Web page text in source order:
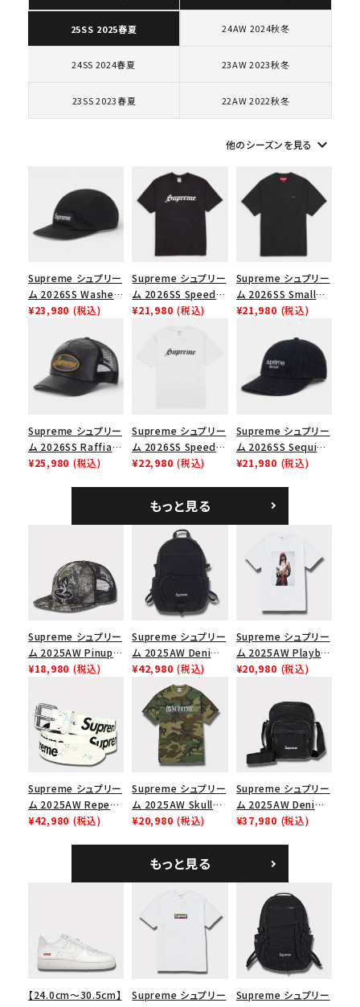
2026SS
Tシャツ・ロングスリーブ
コラボレーションブランドから探す
シーズンから探す
並び順
価格から探す
円
絞り込んで検索する
25SS 2025春夏 24AW 2024秋冬
24SS 2024春夏 23AW 2023秋冬
23SS 2023春夏 22AW 2022秋冬
他のシーズンを見る keyboard_arrow_down
Supreme シュプリー
ム 2026SS Washed
Chino Twill Camp
ノツイル キャンプキャ
ップ ブラック
¥23,980 (税込)
Supreme シュプリー
ム 2026SS Speed
Tee スピードTシャツ
¥21,980 (税込)
Supreme シュプリー
ム 2026SS Small
Box Tee スモールボ
¥21,980 (税込)
Supreme シュプリー
ム 2026SS Raffia
Mesh Back 5-Panel
¥25,980 (税込)
Supreme シュプリー
ム 2026SS Speed
Tee スピードTシャツ
¥22,980 (税込)
Supreme シュプリー
ム 2026SS Sequin
Denim Classic
シックロゴ 6パネルキ
ャップ ブラック
¥21,980 (税込)
もっと見る
Supreme シュプリー
ム 2025AW Pinup
Mesh Back 5-Panel
ュバック 5パネルキャ
ップ トゥルーティン
バーHTC フォールカ
¥18,980 (税込)
Supreme シュプリー
ム 2025AW Denim
Backpack デニム バ
ックパック ブラック
¥42,980 (税込)
Supreme シュプリー
ム 2025AW Playboi
Carti Tee プレイボ
¥20,980 (税込)
Supreme シュプリー
ム 2025AW Repeat
Leather Belt リピー
¥42,980 (税込)
Supreme シュプリー
ム 2025AW Skull
Tee スカル Tシャ
¥20,980 (税込)
Supreme シュプリー
ム 2025AW Denim
Shoulder Bag デニ
¥37,980 (税込)
もっと見る
【24.0cm～30.5cm】
Supreme シュプリー
Supreme シュプリー